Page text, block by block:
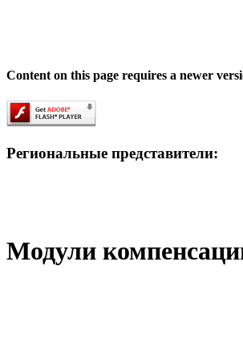
Content on this page requires a newer
Региональные представители:
Модули